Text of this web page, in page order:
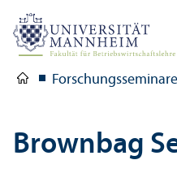
Forschungs­seminare
Brownbag